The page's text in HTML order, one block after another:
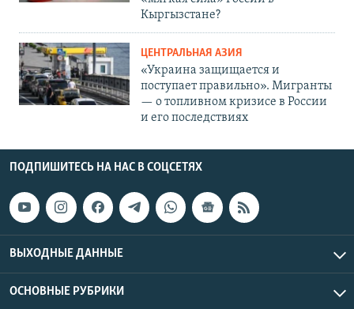
Кыргызстане?
ЦЕНТРАЛЬНАЯ АЗИЯ
«Украина защищается и
поступает правильно». Мигранты
— о топливном кризисе в России
и его последствиях
ПОДПИШИТЕСЬ НА НАС В СОЦСЕТЯХ
ВЫХОДНЫЕ ДАННЫЕ
ОСНОВНЫЕ РУБРИКИ